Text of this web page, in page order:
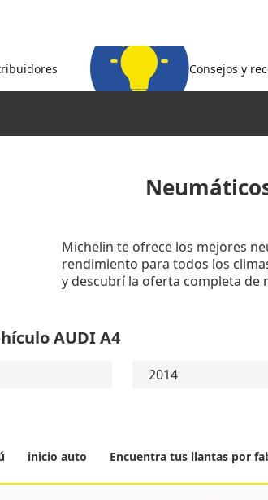
Consejos y
Michelin te ofrece los mejores
rendimiento para todos los
y descubrí la oferta completa de
AUDI A4
2014
inicio auto Encuentra tus llantas por